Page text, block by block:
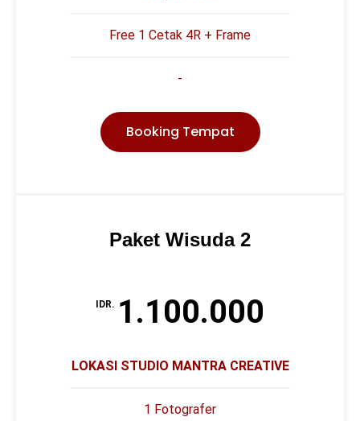
Free 1 Cetak 4R + Frame
-
Booking Tempat
Paket Wisuda 2
IDR. 1.100.000
LOKASI STUDIO MANTRA CREATIVE
1 Fotografer